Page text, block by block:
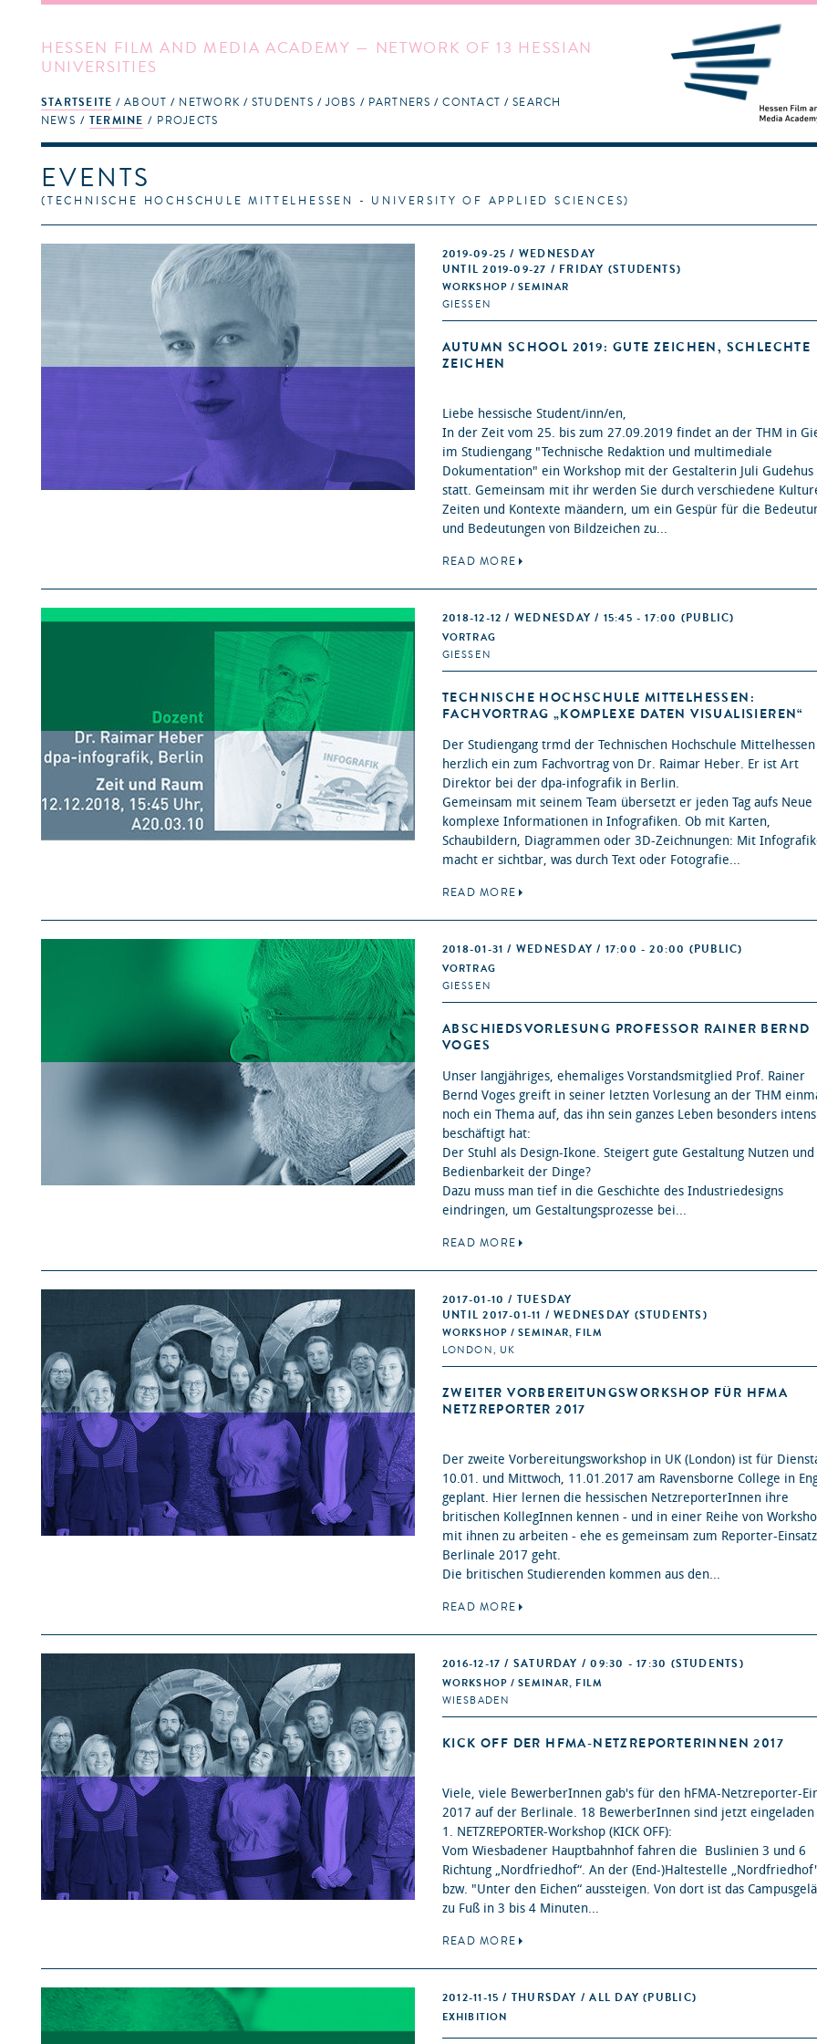
HESSEN FILM AND MEDIA ACADEMY — NETWORK OF 13 HESSIAN
UNIVERSITIES
STARTSEITE
NEWS
TERMINE PROJECTS
ABOUT NETWORK STUDENTS JOBS PARTNERS CONTACT SEARCH
EVENTS
(TECHNISCHE HOCHSCHULE MITTELHESSEN - UNIVERSITY OF APPLIED SCIENCES)
2019-09-25 / WEDNESDAY
UNTIL 2019-09-27 / FRIDAY (STUDENTS)
WORKSHOP / SEMINAR
GIESSEN
AUTUMN SCHOOL 2019: GUTE ZEICHEN, SCHLECHTE
ZEICHEN
Liebe hessische Student/inn/en,
In der Zeit vom 25. bis zum 27.09.2019 findet an der THM in
im Studiengang "Technische Redaktion und multimediale
Dokumentation" ein Workshop mit der Gestalterin Juli Gudehus
statt. Gemeinsam mit ihr werden Sie durch ver­schie­de­ne
Zei­ten und Kon­tex­te mäan­dern, um ein Gespür für die
und Bedeutungen von Bild­zei­chen zu...
READ MORE
2018-12-12 / WEDNESDAY / 15:45 - 17:00 (PUBLIC)
VORTRAG
GIESSEN
TECHNISCHE HOCHSCHULE MITTELHESSEN:
FACHVORTRAG „KOMPLEXE DATEN VISUALISIEREN“
Der Studiengang trmd der Technischen Hochschule
herzlich ein zum Fachvortrag von Dr. Raimar Heber. Er ist Art
Direktor bei der dpa-infografik in Berlin.
Gemeinsam mit seinem Team übersetzt er jeden Tag aufs Neue
komplexe Informationen in Infografiken. Ob mit Karten,
Schaubildern, Diagrammen oder 3D-Zeichnungen: Mit
macht er sichtbar, was durch Text oder Fotografie...
READ MORE
2018-01-31 / WEDNESDAY / 17:00 - 20:00 (PUBLIC)
VORTRAG
GIESSEN
ABSCHIEDSVORLESUNG PROFESSOR RAINER BERND
VOGES
Unser langjähriges, ehemaliges Vorstandsmitglied Prof. Rainer
Bernd Voges greift in seiner letzten Vorlesung an der THM
noch ein Thema auf, das ihn sein ganzes Leben besonders
beschäftigt hat:
Der Stuhl als Design-Ikone. Steigert gute Gestaltung Nutzen und
Bedienbarkeit der Dinge?
Dazu muss man tief in die Geschichte des Industriedesigns
eindringen, um Gestaltungsprozesse bei...
READ MORE
2017-01-10 / TUESDAY
UNTIL 2017-01-11 / WEDNESDAY (STUDENTS)
WORKSHOP / SEMINAR, FILM
LONDON, UK
ZWEITER VORBEREITUNGSWORKSHOP FÜR HFMA
NETZREPORTER 2017
Der zweite Vorbereitungsworkshop in UK (London) ist für
10.01. und Mittwoch, 11.01.2017 am Ravensborne College in
geplant. Hier lernen die hessischen NetzreporterInnen ihre
britischen KollegInnen kennen - und in einer Reihe von
mit ihnen zu arbeiten - ehe es gemeinsam zum Reporter-
Berlinale 2017 geht.
Die britischen Studierenden kommen aus den...
READ MORE
2016-12-17 / SATURDAY / 09:30 - 17:30 (STUDENTS)
WORKSHOP / SEMINAR, FILM
WIESBADEN
KICK OFF DER HFMA-NETZREPORTERINNEN 2017
Viele, viele BewerberInnen gab's für den hFMA-Netzreporter-
2017 auf der Berlinale. 18 BewerberInnen sind jetzt eingeladen
1. NETZREPORTER-Workshop (KICK OFF):
Vom Wiesbadener Hauptbahnhof fahren die Buslinien 3 und 6
Richtung „Nordfriedhof“. An der (End-)Haltestelle
bzw. "Unter den Eichen“ aussteigen. Von dort ist das
zu Fuß in 3 bis 4 Minuten...
READ MORE
2012-11-15 / THURSDAY / ALL DAY(PUBLIC)
EXHIBITION